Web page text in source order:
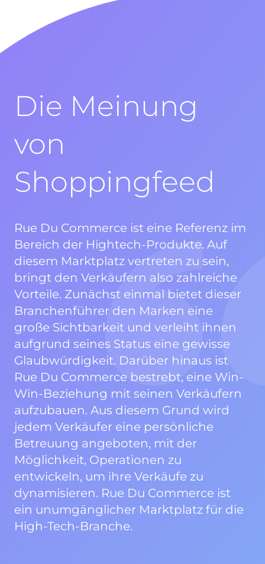
Die Meinung
von
Shoppingfeed
Rue Du Commerce ist eine Referenz im
Bereich der Hightech-Produkte. Auf
diesem Marktplatz vertreten zu sein,
bringt den Verkäufern also zahlreiche
Vorteile. Zunächst einmal bietet dieser
Branchenführer den Marken eine
große Sichtbarkeit und verleiht ihnen
aufgrund seines Status eine gewisse
Glaubwürdigkeit. Darüber hinaus ist
Rue Du Commerce bestrebt, eine Win-
Win-Beziehung mit seinen Verkäufern
aufzubauen. Aus diesem Grund wird
jedem Verkäufer eine persönliche
Betreuung angeboten, mit der
Möglichkeit, Operationen zu
entwickeln, um ihre Verkäufe zu
dynamisieren. Rue Du Commerce ist
ein unumgänglicher Marktplatz für die
High-Tech-Branche.